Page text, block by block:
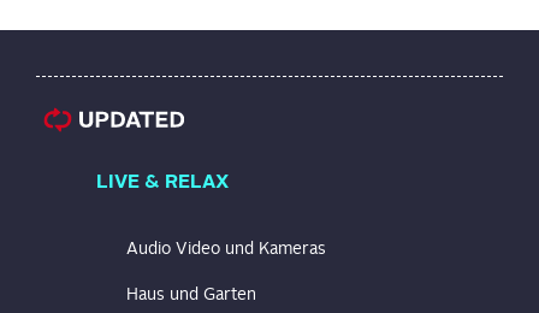
LIVE & RELAX
Audio Video und Kameras
Haus und Garten